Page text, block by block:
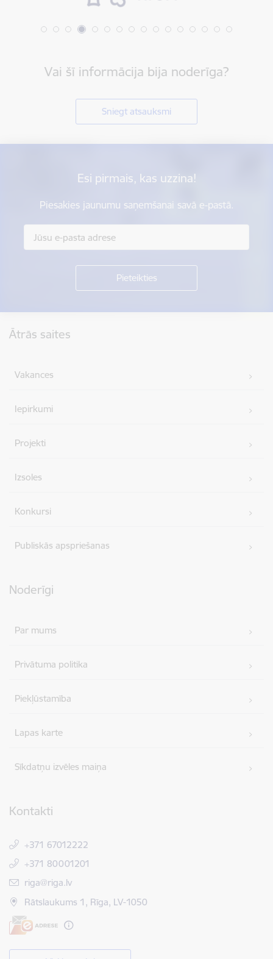
Vai šī informācija bija noderīga?
Sniegt atsauksmi
Esi pirmais, kas uzzina!
Piesakies jaunumu saņemšanai savā e-pastā.
Ātrās saites
Vakances
Iepirkumi
Projekti
Izsoles
Konkursi
Publiskās apspriešanas
Noderīgi
Par mums
Privātuma politika
Piekļūstamība
Lapas karte
Sīkdatņu izvēles maiņa
Kontakti
+371 67012222
+371 80001201
E-pasts:
riga@riga.lv
Rātslaukums 1, Rīga, LV-1050